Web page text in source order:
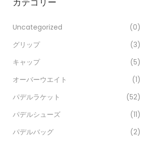
Uncategorized
(0)
グリップ
(3)
キャップ
(5)
オーバーウエイト
(1)
パデルラケット
(52)
パデルシューズ
(11)
パデルバッグ
(2)